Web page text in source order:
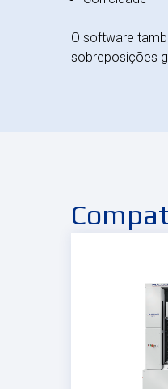
O software
sobreposições